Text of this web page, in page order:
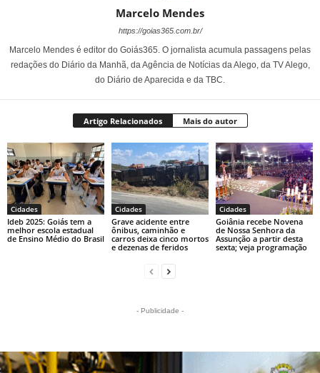
Marcelo Mendes
https://goias365.com.br/
Marcelo Mendes é editor do Goiás365. O jornalista acumula passagens pelas
redações do Diário da Manhã, da Agência de Notícias da Alego, da TV Alego,
do Diário de Aparecida e da TBC.
Artigo Relacionados Mais do autor
Cidades
Ideb 2025: Goiás tem a
melhor escola estadual
de Ensino Médio do Brasil
Cidades
Grave acidente entre
ônibus, caminhão e
carros deixa cinco mortos
e dezenas de feridos
Cidades
Goiânia recebe Novena
de Nossa Senhora da
Assunção a partir desta
sexta; veja programação
- Publicidade -